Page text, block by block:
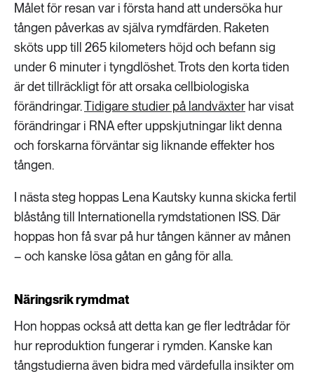
Målet för resan var i första hand att undersöka hur
tången påverkas av själva rymdfärden. Raketen
sköts upp till 265 kilometers höjd och befann sig
under 6 minuter i tyngdlöshet. Trots den korta tiden
är det tillräckligt för att orsaka cellbiologiska
förändringar.Tidigare studier på landväxter har visat
förändringar i RNA efter uppskjutningar likt denna
och forskarna förväntar sig liknande effekter hos
tången.
I nästa steg hoppas Lena Kautsky kunna skicka fertil
blåstång till Internationella rymdstationen ISS. Där
hoppas hon få svar på hur tången känner av månen
– och kanske lösa gåtan en gång för alla.
Näringsrik rymdmat
Hon hoppas också att detta kan ge fler ledtrådar för
hur reproduktion fungerar i rymden. Kanske kan
tångstudierna även bidra med värdefulla insikter om